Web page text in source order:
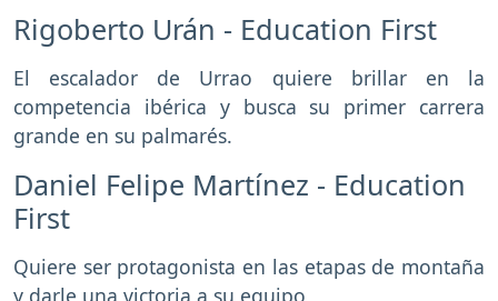
Rigoberto Urán - Education First
El escalador de Urrao quiere brillar en la
competencia ibérica y busca su primer carrera
grande en su palmarés.
Daniel Felipe Martínez - Education
First
Quiere ser protagonista en las etapas de montaña
y darle una victoria a su equipo